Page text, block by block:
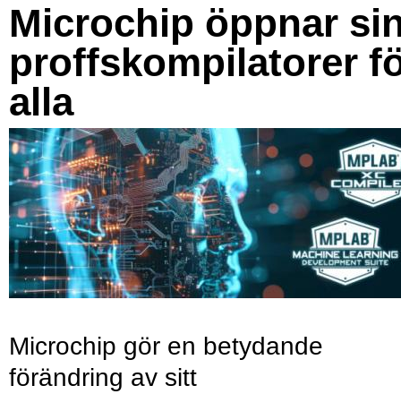
Microchip öppnar
proffskompilatorer
alla
Microchip gör en betydande
förändring av sitt